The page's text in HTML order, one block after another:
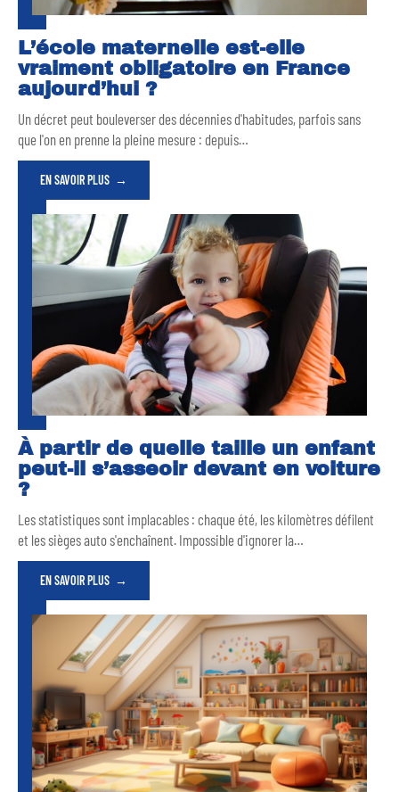
L’école maternelle est-elle
vraiment obligatoire en France
aujourd’hui ?
Un décret peut bouleverser des décennies d'habitudes, parfois sans
que l'on en prenne la pleine mesure : depuis…
EN SAVOIR PLUS
À partir de quelle taille un enfant
peut-il s’asseoir devant en voiture
?
Les statistiques sont implacables : chaque été, les kilomètres défilent
et les sièges auto s'enchaînent. Impossible d'ignorer la…
EN SAVOIR PLUS